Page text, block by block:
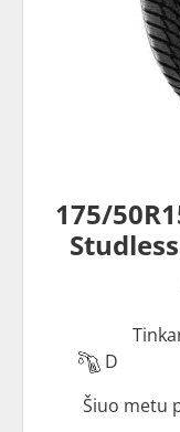
175/
D
Šiuo metu